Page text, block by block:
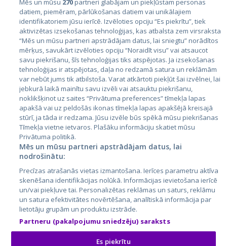
Valstis
Igaunija
Latvija
Lietuva
City24.lv
City24.ee
GetaPro.lv
GetaPro.ee
Skelbiu.lt
Autoplius.lt
Aruodas.lt
Kainos.lt
Paslaugos.lt
auto24.ee
KV.ee
Osta.ee
KuldneBörs.ee
Mēs un mūsu 270partneri glabājam un piekļūstam personas
datiem, piemēram, pārlūkošanas datiem vai unikālajiem
identifikatoriem jūsu ierīcē. Izvēloties opciju “Es piekrītu”, tiek
aktivizētas izsekošanas tehnoloģijas, kas atbalsta zem virsraksta
“Mēs un mūsu partneri apstrādājam datus, lai sniegtu” norādītos
mērķus, savukārt izvēloties opciju “Noraidīt visu” vai atsaucot
savu piekrišanu, šīs tehnoloģijas tiks atspējotas. Ja izsekošanas
tehnoloģijas ir atspējotas, daļa no redzamā satura un reklāmām
var nebūt jums tik atbilstoša. Varat atkārtoti piekļūt šai izvēlnei, lai
jebkurā laikā mainītu savu izvēli vai atsauktu piekrišanu,
noklikšķinot uz saites “Privātuma preferences” tīmekļa lapas
apakšā vai uz peldošās ikonas tīmekļa lapas apakšējā kreisajā
stūrī, ja tāda ir redzama. Jūsu izvēle būs spēkā mūsu piekrišanas
Tīmekļa vietne ietvaros. Plašāku informāciju skatiet mūsu
Privātuma politikā.
Mēs un mūsu partneri apstrādājam datus, lai
nodrošinātu:
Precīzas atrašanās vietas izmantošana. Ierīces parametru aktīva
skenēšana identifikācijas nolūkā. Informācijas ievietošana ierīcē
un/vai piekļuve tai. Personalizētas reklāmas un saturs, reklāmu
un satura efektivitātes novērtēšana, analītiskā informācija par
lietotāju grupām un produktu izstrāde.
Partneru (pakalpojumu sniedzēju) saraksts
Es piekrītu